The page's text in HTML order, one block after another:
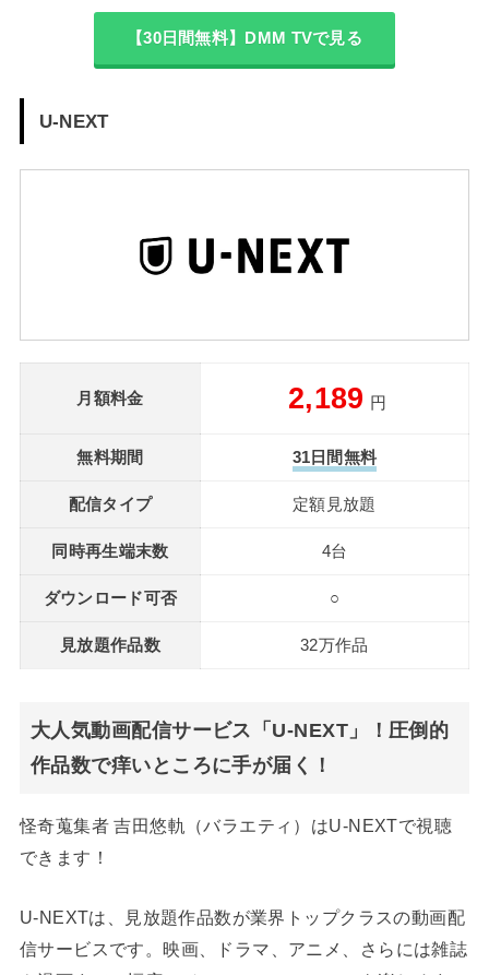
【30日間無料】DMM TVで見る
U-NEXT
月額料金 2,189 円
無料期間 31日間無料
配信タイプ 定額見放題
同時再生端末数 4台
ダウンロード可否 ○
見放題作品数 32万作品
大人気動画配信サービス「U-NEXT」！圧倒的
作品数で痒いところに手が届く！
怪奇蒐集者 吉田悠軌（バラエティ）はU-NEXTで視聴
できます！
U-NEXTは、見放題作品数が業界トップクラスの動画配
信サービスです。映画、ドラマ、アニメ、さらには雑誌